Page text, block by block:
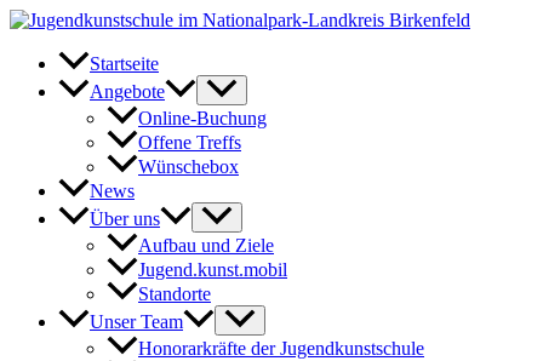
Zum
springen
Startseite
Angebote
Online-Buchung
Offene Treffs
Wünschebox
News
Über uns
Aufbau und Ziele
Jugend.kunst.mobil
Standorte
Unser Team
Honorarkräfte der Jugendkunstschule